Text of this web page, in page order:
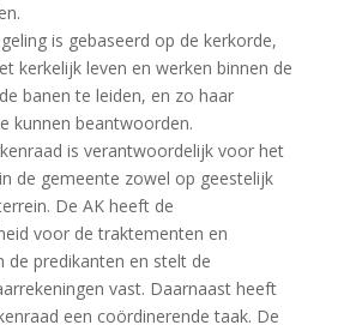
is gebaseerd op de kerkorde,
kerkelijk leven en werken binnen de
banen te leiden, en zo haar
kunnen beantwoorden.
is verantwoordelijk voor het
de gemeente zowel op geestelijk
De AK heeft de
voor de traktementen en
de predikanten en stelt de
vast. Daarnaast heeft
een coördinerende taak. De